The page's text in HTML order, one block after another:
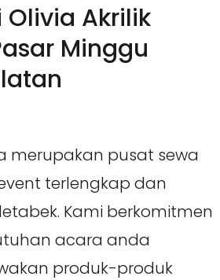
Olivia Akrilik
Minggu
merupakan pusat sewa
terlengkap dan
Kami berkomitmen
acara anda
produk-produk